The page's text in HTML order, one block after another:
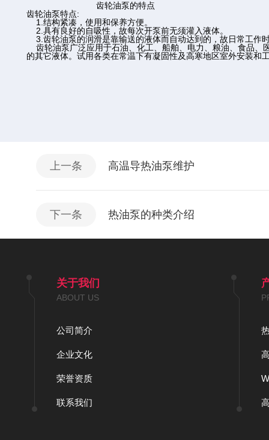
齿轮油泵的特点
齿轮油泵特点:
1.结构紧凑，使用和保养方便。
2.具有良好的自吸性，故每次开泵前无须灌入液体。
3.齿轮油泵的润滑是靠输送的液体而自动达到的，故日常工作
齿轮油泵广泛应用于石油、化工、船舶、电力、粮油、食品、
的其它液体。试用各类在常温下有凝固性及高寒地区室外安装和
上一条 高温导热油泵维护
下一条 热油泵的种类介绍
关于我们
ABOUT US
公司简介
企业文化
荣誉资质
联系我们